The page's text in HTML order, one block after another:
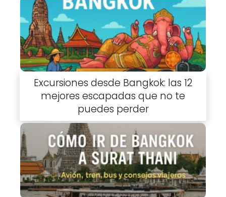
Excursiones desde Bangkok: las 12
mejores escapadas que no te
puedes perder